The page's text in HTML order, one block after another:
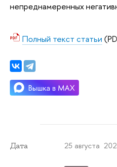
непреднамеренных
Полный текст статьи
Дата 25 августа